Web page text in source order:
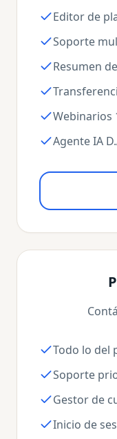
Editor de
Soporte
Resumen
Webinarios
Agente IA
Todo lo del
Soporte
Gestor de
Inicio de